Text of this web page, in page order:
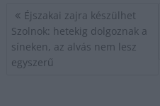
Bejegyzés
navigáció
Éjszakai zajra készülhet
Szolnok: hetekig dolgoznak a
síneken, az alvás nem lesz
egyszerű